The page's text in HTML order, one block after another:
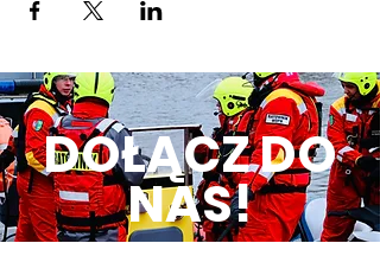
DOŁĄCZ DO
NAS!